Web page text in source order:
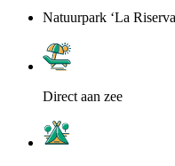
Natuurpark ‘La
Direct aan zee